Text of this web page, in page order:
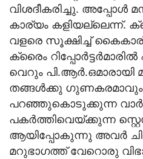
വിശദീകരിച്ചു. അപ്പോള്‍
കാര്യം കളിയല്ലെന്ന്.
വളരെ സൂക്ഷിച്ച്
ക്രൈം
വെറും
തങ്ങള്‍ക്കു ഗുണകരമാവും
പറഞ്ഞുകൊടുക്കുന്ന
പകര്‍ത്തിവെയ്ക്കുന്ന
ആയിപ്പോകുന്നു അവര്‍
മറുഭാഗത്ത് വേറൊരു